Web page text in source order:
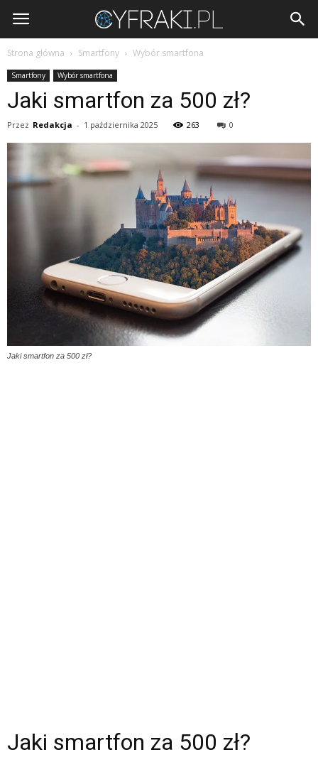
Cyfraki.pl
Strona główna Smartfony Wybór smartfona
Smartfony Wybór smartfona
Jaki smartfon za 500 zł?
Przez Redakcja - 1 października 2025 263 0
Jaki smartfon za 500 zł?
Jaki smartfon za 500 zł?